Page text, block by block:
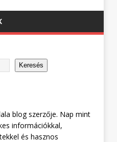
Keresés
blog szerzője. Nap mint
információkkal,
és hasznos